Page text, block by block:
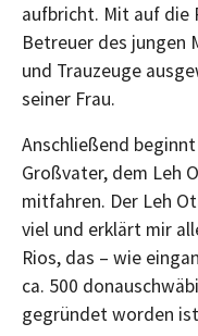
aufbricht. Mit auf die
Betreuer des jungen
und Trauzeuge
seiner Frau.
Anschließend
Großvater, dem Leh
mitfahren. Der Leh
viel und erklärt mir
Rios, das – wie
ca. 500
gegründet worden